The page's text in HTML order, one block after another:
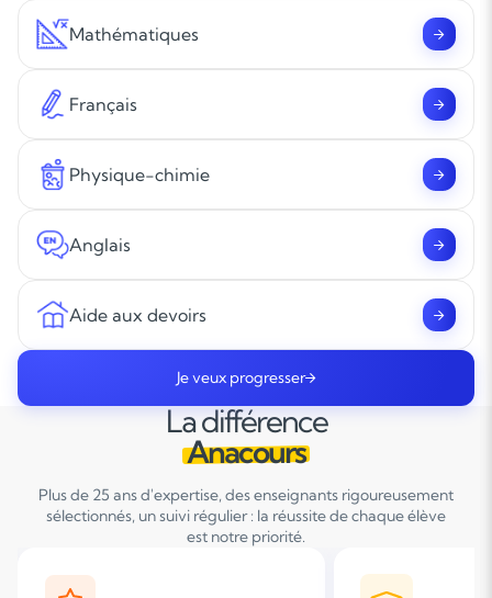
Mathématiques
Français
Physique-chimie
Anglais
Aide aux devoirs
Je veux progresser
La différence
Anacours
Plus de 25 ans d'expertise, des enseignants rigoureusement
sélectionnés, un suivi régulier : la réussite de chaque élève
est notre priorité.